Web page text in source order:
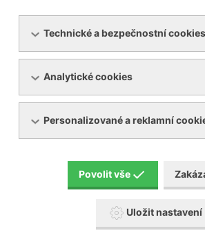
Menu
Produkty
Pronájem zařízení
Servis
Reference
Akční zboží
Popis piktogramů návodů BECKER
Technické a bezpečnostní cookies
Analytické cookies
Personalizované a reklamní
Povolit vše
Uložit nastavení